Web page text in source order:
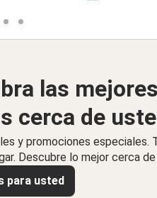
las
cerca de
y promociones especiales.
Descubre lo mejor cerca
para usted